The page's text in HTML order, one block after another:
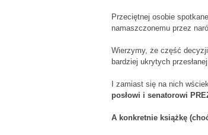
Przeciętnej osobie
namaszczonemu przez
Wierzymy, że część
bardziej ukrytych
I zamiast się na nich
posłowi i senatorowi
A konkretnie książkę